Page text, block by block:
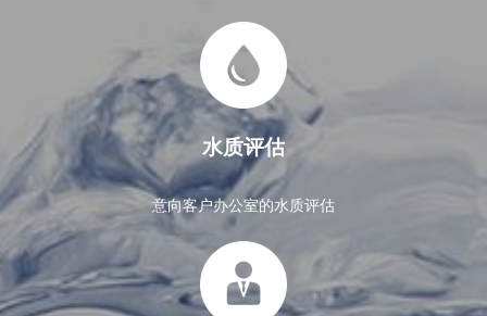
水质评估
意向客户办公室的水质评估